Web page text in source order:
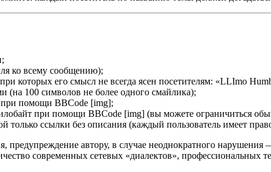
ко всему сообщению);
которых его смысл не всегда ясен посетителям: «LLImo
(на 100 символов не более одного смайлика);
при помощи BBCode [img];
при помощи BBCode [img] (вы можете ограничиться
ссылки без описания (каждый пользователь имеет
предупреждение автору, в случае неоднократного нарушения
современных сетевых «диалектов», профессиональных